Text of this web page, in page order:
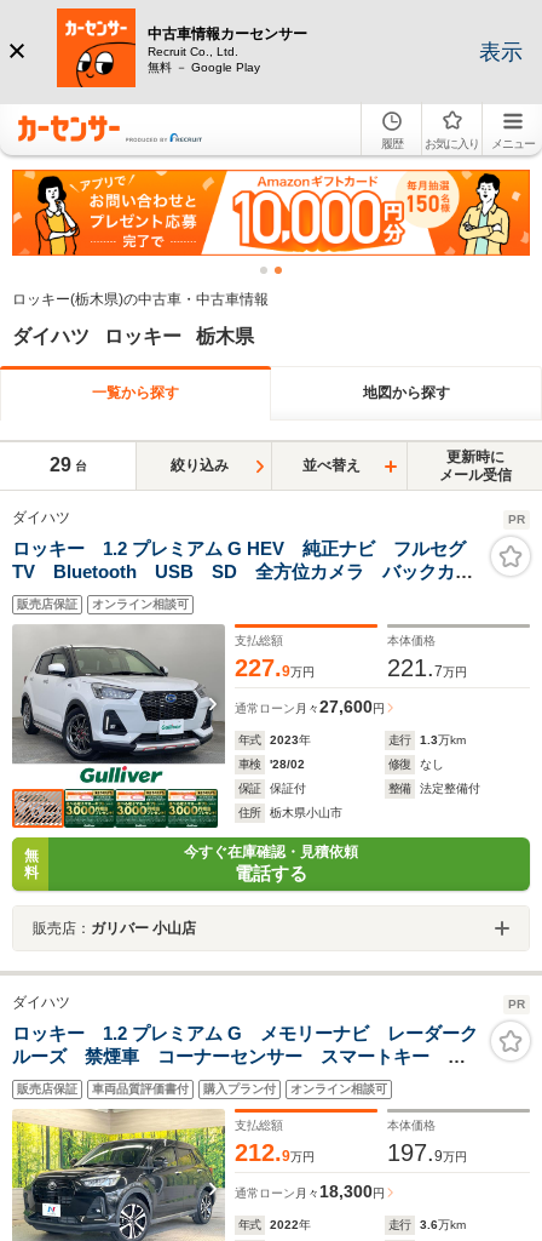
中古車情報カーセンサー
Recruit Co., Ltd.
無料 － Google Play
表示
履歴 お気に入り メニュー
ロッキー(栃木県)の中古車・中古車情報
ダイハツ ロッキー 栃木県
一覧から探す 地図から探す
29 台 絞り込み 並べ替え
更新時に
メール受信
ダイハツ PR
ロッキー 1.2 プレミアム G HEV 純正ナビ フルセグ
TV Bluetooth USB SD 全方位カメラ バックカメ
ラ スマートアシスト 衝突軽減ブレーキ 衝突警報機
能 前後誤発進抑制機能 車線逸脱抑制機能 車線逸脱
販売店保証 オンライン相談可
支払総額
227.9万円
本体価格
221.7万円
通常ローン 月々27,600円
年式 2023年 走行 1.3万km
車検
'28/02 修復
なし
保証
保証付 整備
法定整備付
住所
栃木県小山市
無
料
今すぐ在庫確認・見積依頼
電話する
販売店： ガリバー 小山店
ダイハツ PR
ロッキー 1.2 プレミアム G メモリーナビ レーダーク
ルーズ 禁煙車 コーナーセンサー スマートキー
LEDヘッド ビルトインETC 純正17インチアルミ オ
ートハイビーム 車線逸脱警報 オートライト オート
エアコン
販売店保証 車両品質評価書付 購入プラン付 オンライン相談可
支払総額
212.9万円
本体価格
197.9万円
通常ローン 月々18,300円
年式 2022年 走行 3.6万km